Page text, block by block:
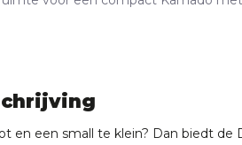
en een small te klein? Dan biedt de